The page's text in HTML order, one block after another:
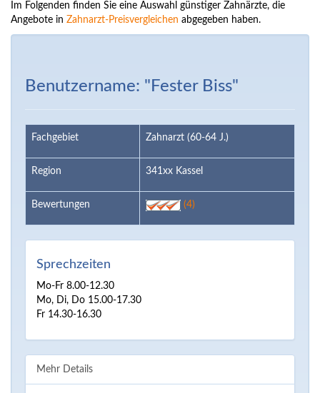
Im Folgenden finden Sie eine Auswahl günstiger Zahnärzte, die
Angebote in Zahnarzt-Preisvergleichen abgegeben haben.
Benutzername: "Fester Biss"
Fachgebiet Zahnarzt (60-64 J.)
Region 341xx Kassel
Bewertungen (4)
Sprechzeiten
Mo-Fr 8.00-12.30
Mo, Di, Do 15.00-17.30
Fr 14.30-16.30
Mehr Details